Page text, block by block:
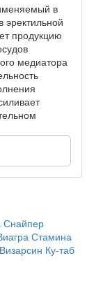
в
эректильной
продукцию
медиатора
Снайпер
Стамина
Визарсин Ку-таб